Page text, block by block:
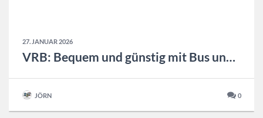
27. JANUAR 2026
VRB: Bequem und günstig mit Bus und Bahn zum Karnevalsumzug
JÖRN 0